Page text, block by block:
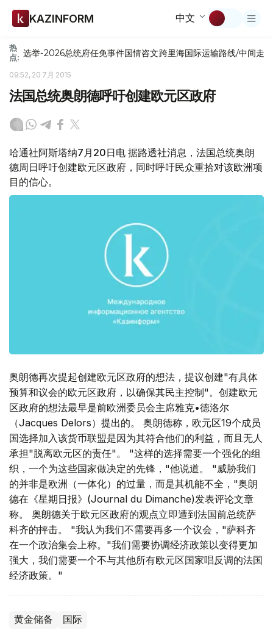
KAZINFORM 中文
热
点: 选举-2026总统府任免事件国情咨文跨里海国际运输路线/中间走廊
09:52, 20 7月 2015
法国总统奥朗德呼吁创建欧元区政府
哈通社阿斯塔纳7月20日电 据路透社消息，法国总统奥朗
德周日呼吁创建欧元区政府，同时呼吁民众重拾对该欧洲项
目的信心。
奥朗德再次提起创建欧元区政府的想法，提议创建"有具体
预算和议会的欧元区政府，以确保其民主控制"。创建欧元
区政府的想法最早是前欧洲委员会主席雅克•德洛尔
（Jacques Delors）提出的。 奥朗德称，欧元区19个成员
国选择加入该货币联盟是因为其符合他们的利益，而且无人
承担"脱离欧元区的责任"。 "这样的选择需要一个强化的组
织，一个为这些国家做决定的先锋，"他说道。 "威胁我们
的并非是欧洲（一体化）的过量，而是其机能不全，"奥朗
德在《星期日报》(Journal du Dimanche)发表评论文章
称。 奥朗德关于欧元区政府的观点立即遭到法国前总统萨
科齐的抨击。 "我认为我们不需要再多一个议会，"萨科齐
在一个政治集会上称。"我们需要协调经济政策以变得更加
强大，我们需要一个不与其他所有欧元区国家唱反调的法国
经济政策。"
黄金储备 国际